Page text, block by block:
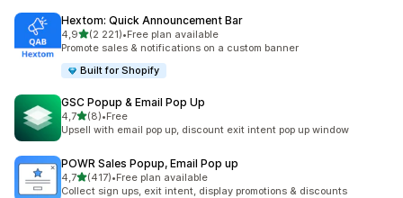
Hextom: Quick Announcement Bar
4,9z 5 hvězd
(2 221)
Celkový počet recenzí: 2221
•Free plan available
Promote sales & notifications on a custom banner
Built for Shopify
GSC Popup & Email Pop Up
4,7z 5 hvězd
(8)
Celkový počet recenzí: 8
•Free
Upsell with email pop up, discount exit intent pop up window
POWR Sales Popup, Email Pop up
4,7z 5 hvězd
(417)
Celkový počet recenzí: 417
•Free plan available
Collect sign ups, exit intent, display promotions & discounts